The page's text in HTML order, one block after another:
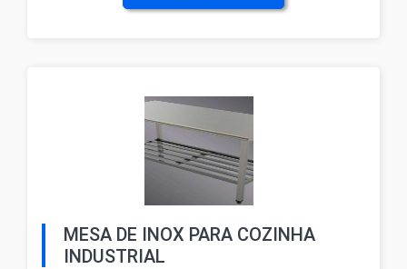
MESA DE INOX PARA COZINHA
INDUSTRIAL